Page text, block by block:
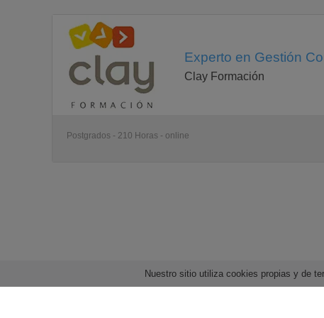
Nuestro sitio utiliza cookies propias y de
Experto en Gestión
Clay Formación
Postgrados - 210 Horas - online